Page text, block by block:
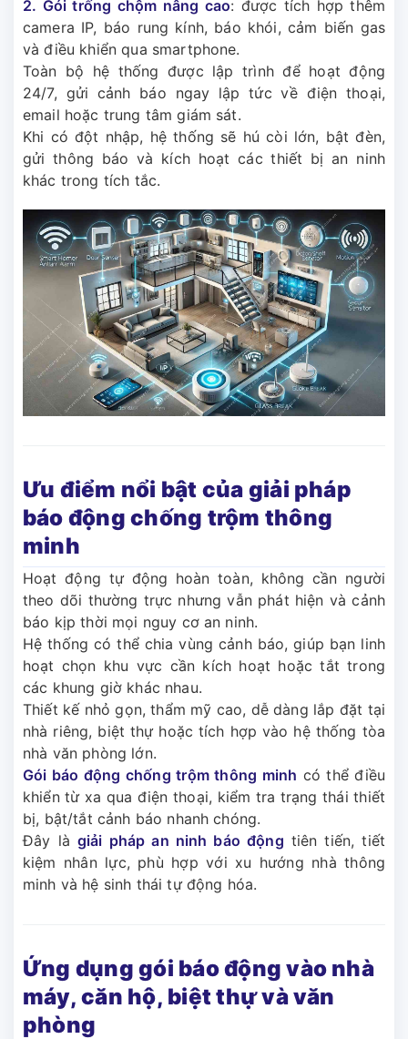
2. Gói trống chộm nâng cao: được tích hợp thêm
camera IP, báo rung kính, báo khói, cảm biến gas
và điều khiển qua smartphone.
Toàn bộ hệ thống được lập trình để hoạt động
24/7, gửi cảnh báo ngay lập tức về điện thoại,
email hoặc trung tâm giám sát.
Khi có đột nhập, hệ thống sẽ hú còi lớn, bật đèn,
gửi thông báo và kích hoạt các thiết bị an ninh
khác trong tích tắc.
Ưu điểm nổi bật của giải pháp
báo động chống trộm thông
minh
Hoạt động tự động hoàn toàn, không cần người
theo dõi thường trực nhưng vẫn phát hiện và cảnh
báo kịp thời mọi nguy cơ an ninh.
Hệ thống có thể chia vùng cảnh báo, giúp bạn linh
hoạt chọn khu vực cần kích hoạt hoặc tắt trong
các khung giờ khác nhau.
Thiết kế nhỏ gọn, thẩm mỹ cao, dễ dàng lắp đặt tại
nhà riêng, biệt thự hoặc tích hợp vào hệ thống tòa
nhà văn phòng lớn.
Gói báo động chống trộm thông minh có thể điều
khiển từ xa qua điện thoại, kiểm tra trạng thái thiết
bị, bật/tắt cảnh báo nhanh chóng.
Đây là giải pháp an ninh báo động tiên tiến, tiết
kiệm nhân lực, phù hợp với xu hướng nhà thông
minh và hệ sinh thái tự động hóa.
Ứng dụng gói báo động vào nhà
máy, căn hộ, biệt thự và văn
phòng